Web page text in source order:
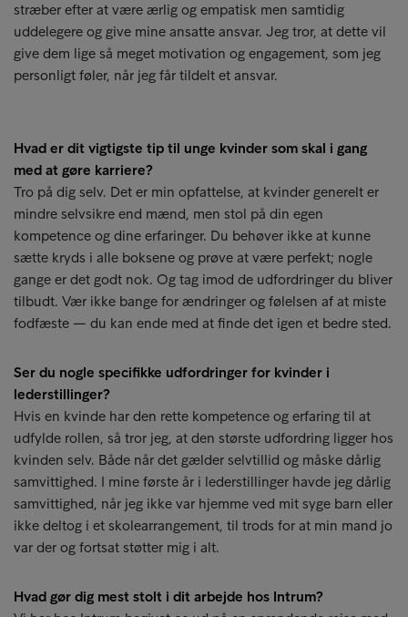
stræber efter at være ærlig og empatisk men samtidig
uddelegere og give mine ansatte ansvar. Jeg tror, at dette vil
give dem lige så meget motivation og engagement, som jeg
personligt føler, når jeg får tildelt et ansvar.
Hvad er dit vigtigste tip til unge kvinder som skal i gang
med at gøre karriere?
Tro på dig selv. Det er min opfattelse, at kvinder generelt er
mindre selvsikre end mænd, men stol på din egen
kompetence og dine erfaringer. Du behøver ikke at kunne
sætte kryds i alle boksene og prøve at være perfekt; nogle
gange er det godt nok. Og tag imod de udfordringer du bliver
tilbudt. Vær ikke bange for ændringer og følelsen af at miste
fodfæste — du kan ende med at finde det igen et bedre sted.
Ser du nogle specifikke udfordringer for kvinder i
lederstillinger?
Hvis en kvinde har den rette kompetence og erfaring til at
udfylde rollen, så tror jeg, at den største udfordring ligger hos
kvinden selv. Både når det gælder selvtillid og måske dårlig
samvittighed. I mine første år i lederstillinger havde jeg dårlig
samvittighed, når jeg ikke var hjemme ved mit syge barn eller
ikke deltog i et skolearrangement, til trods for at min mand jo
var der og fortsat støtter mig i alt.
Hvad gør dig mest stolt i dit arbejde hos Intrum?